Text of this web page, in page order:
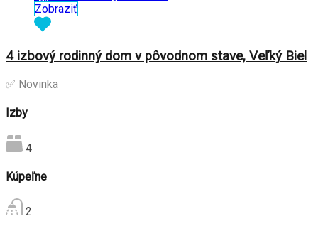
Zobraziť
4 izbový rodinný dom v pôvodnom stave, Veľký Biel
✅ Novinka
Izby
4
Kúpeľne
2